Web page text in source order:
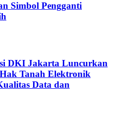
Simbol Pengganti
DKI Jakarta Luncurkan
Tanah Elektronik
Data dan